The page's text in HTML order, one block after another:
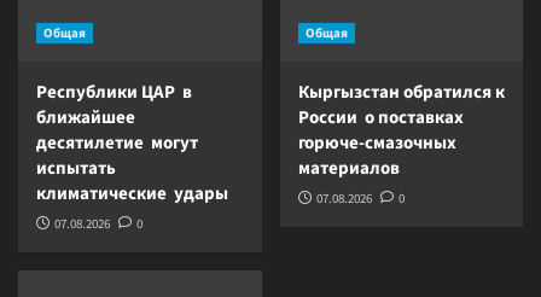
Общая
Республики ЦАР в
ближайшее
десятилетие могут
испытать
климатические удары
07.08.2026 0
Общая
Кыргызстан обратился к
России о поставках
горюче-смазочных
материалов
07.08.2026 0